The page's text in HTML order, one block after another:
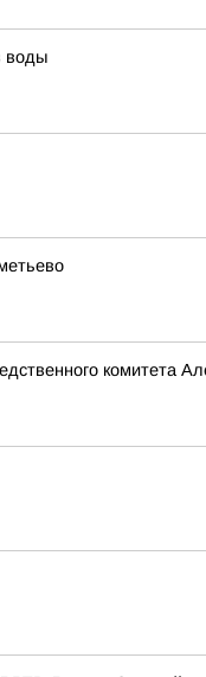
воды
комитета